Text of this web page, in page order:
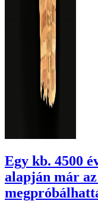
Egy kb. 4500
alapján már